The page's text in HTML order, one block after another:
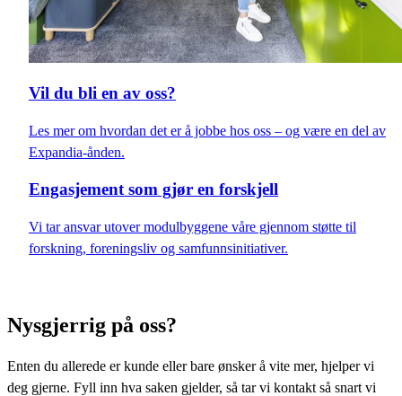
Vil du bli en av oss?
Les mer om hvordan det er å jobbe hos oss – og være en del av
Expandia-ånden.
Engasjement som gjør en forskjell
Vi tar ansvar utover modulbyggene våre gjennom støtte til
forskning, foreningsliv og samfunnsinitiativer.
Nysgjerrig på oss?
Enten du allerede er kunde eller bare ønsker å vite mer, hjelper vi
deg gjerne. Fyll inn hva saken gjelder, så tar vi kontakt så snart vi